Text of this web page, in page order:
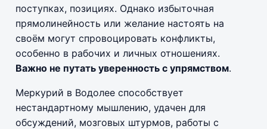
поступках, позициях. Однако избыточная
прямолинейность или желание настоять на
своём могут спровоцировать конфликты,
особенно в рабочих и личных отношениях.
Важно не путать уверенность с упрямством.
Меркурий в Водолее способствует
нестандартному мышлению, удачен для
обсуждений, мозговых штурмов, работы с